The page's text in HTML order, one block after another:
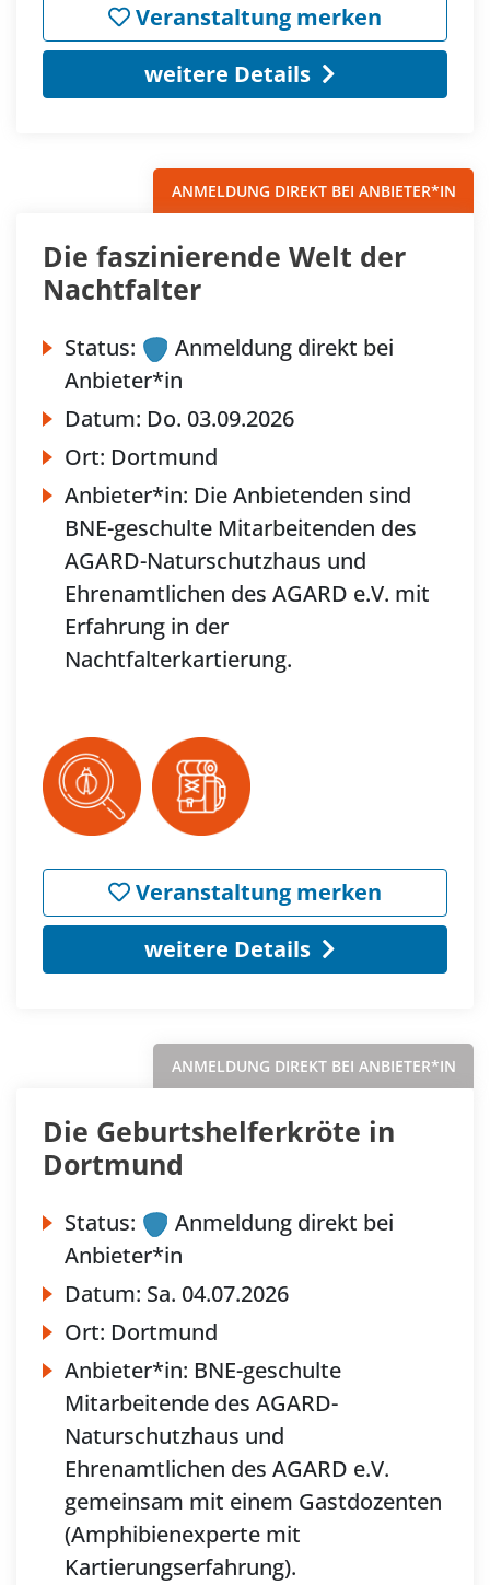
Veranstaltung merken
weitere Details
ANMELDUNG DIREKT BEI ANBIETER*IN
Die faszinierende Welt der
Nachtfalter
Status:
Anmeldung direkt bei
Anbieter*in
Datum: Do. 03.09.2026
Ort: Dortmund
Anbieter*in: Die Anbietenden sind
BNE-geschulte Mitarbeitenden des
AGARD-Naturschutzhaus und
Ehrenamtlichen des AGARD e.V. mit
Erfahrung in der
Nachtfalterkartierung.
Veranstaltung merken
weitere Details
ANMELDUNG DIREKT BEI ANBIETER*IN
Die Geburtshelferkröte in
Dortmund
Status:
Anmeldung direkt bei
Anbieter*in
Datum: Sa. 04.07.2026
Ort: Dortmund
Anbieter*in: BNE-geschulte
Mitarbeitende des AGARD-
Naturschutzhaus und
Ehrenamtlichen des AGARD e.V.
gemeinsam mit einem Gastdozenten
(Amphibienexperte mit
Kartierungserfahrung).